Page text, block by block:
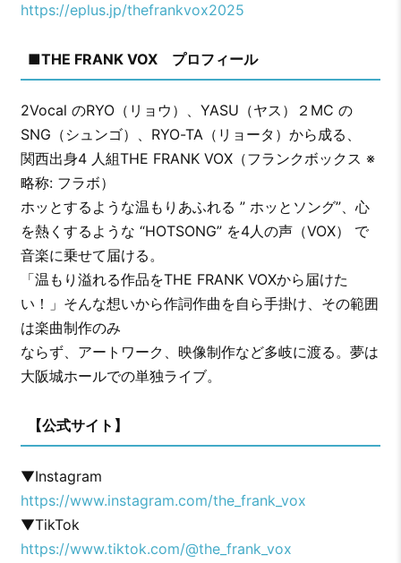
https://eplus.jp/thefrankvox2025
■THE FRANK VOX プロフィール
2Vocal のRYO（リョウ）、YASU（ヤス）２MC の
SNG（シュンゴ）、RYO-TA（リョータ）から成る、
関西出身4 人組THE FRANK VOX（フランクボックス ※
略称: フラボ）
ホッとするような温もりあふれる ” ホッとソング”、心
を熱くするような “HOTSONG” を4人の声（VOX） で
音楽に乗せて届ける。
「温もり溢れる作品をTHE FRANK VOXから届けた
い！」そんな想いから作詞作曲を自ら手掛け、その範囲
は楽曲制作のみ
ならず、アートワーク、映像制作など多岐に渡る。夢は
大阪城ホールでの単独ライブ。
【公式サイト】
▼Instagram
https://www.instagram.com/the_frank_vox
▼TikTok
https://www.tiktok.com/@the_frank_vox